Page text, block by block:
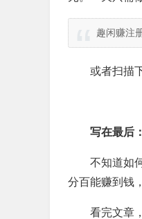
趣闲赚注
或者扫描
写在最后：
不知道如
分百能赚到钱
看完文章